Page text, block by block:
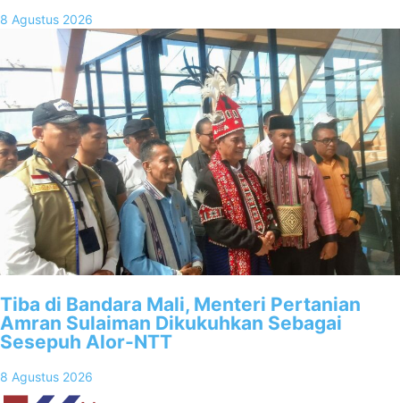
8 Agustus 2026
Tiba di Bandara Mali, Menteri Pertanian
Amran Sulaiman Dikukuhkan Sebagai
Sesepuh Alor-NTT
8 Agustus 2026